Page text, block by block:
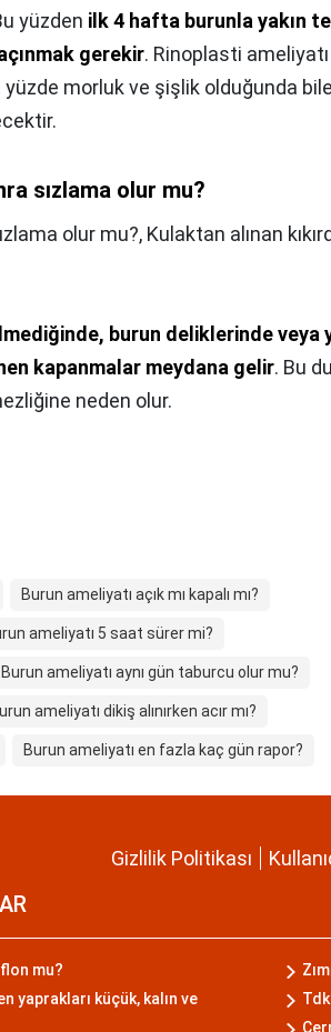
yüzden ilk 4 hafta burunla yakın
gerekir. Rinoplasti
morluk ve şişlik olduğunda
sızlama olur mu?
olur mu?, Kulaktan alınan
burun deliklerinde veya
kapanmalar meydana gelir. Bu
neden olur.
Burun ameliyatı açık mı kapalı mı?
ameliyatı 5 saat sürer mi?
Burun ameliyatı aynı gün taburcu olur mu?
ameliyatı dikiş alınırken acır mı?
Burun ameliyatı en fazla kaç gün rapor?
Gizlilik Politikası
mu?
yaprakları küçük, kalın ve